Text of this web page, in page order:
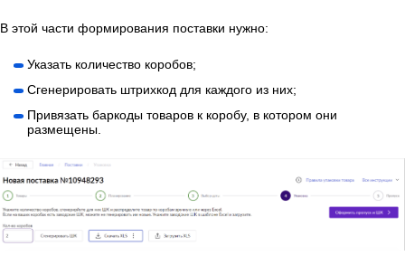
В этой части формирования поставки нужно:
Указать количество коробов;
Сгенерировать штрихкод для каждого из них;
Привязать баркоды товаров к коробу, в котором они
размещены.